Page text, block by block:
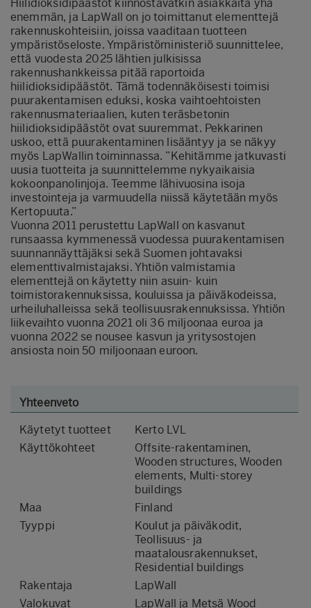
Hiilidioksidipäästöt kiinnostavatkin asiakkaita yhä
enemmän, ja LapWall on jo toimittanut elementtejä
rakennuskohteisiin, joissa vaaditaan tuotteen
ympäristöseloste. Ympäristöministeriö suunnittelee,
että vuodesta 2025 lähtien julkisissa
rakennushankkeissa pitää raportoida
hiilidioksidipäästöt. Tämä todennäköisesti toimisi
puurakentamisen eduksi, koska vaihtoehtoisten
rakennusmateriaalien, kuten teräsbetonin
hiilidioksidipäästöt ovat suuremmat. Pekkarinen
uskoo, että puurakentaminen lisääntyy ja se näkyy
myös LapWallin toiminnassa. ”Kehitämme jatkuvasti
uusia tuotteita ja suunnittelemme nykyaikaisia
kokoonpanolinjoja. Teemme lähivuosina isoja
investointeja ja varmuudella niissä käytetään myös
Kertopuuta.”
Vuonna 2011 perustettu LapWall on kasvanut
runsaassa kymmenessä vuodessa puurakentamisen
suunnannäyttäjäksi sekä Suomen johtavaksi
elementtivalmistajaksi. Yhtiön valmistamia
elementtejä on käytetty niin asuin- kuin
toimistorakennuksissa, kouluissa ja päiväkodeissa,
urheiluhalleissa sekä teollisuusrakennuksissa. Yhtiön
liikevaihto vuonna 2021 oli 36 miljoonaa euroa ja
vuonna 2022 se nousee kasvun ja yritysostojen
ansiosta noin 50 miljoonaan euroon.
Yhteenveto
Käytetyt tuotteet
Kerto LVL
Käyttökohteet
Offsite-rakentaminen,
Wooden structures, Wooden
elements, Multi-storey
buildings
Maa
Finland
Tyyppi
Koulut ja päiväkodit,
Teollisuus- ja
maatalousrakennukset,
Residential buildings
Rakentaja
LapWall
Valokuvat
LapWall ja Metsä Wood